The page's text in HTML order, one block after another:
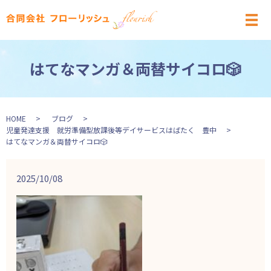
メ
はてなマンガ＆両替サイコロ🎲
HOME
ブログ
児童発達支援 就労準備型放課後等デイサービスはばたく 豊中
はてなマンガ＆両替サイコロ🎲
2025/10/08